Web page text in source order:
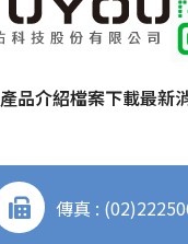
產品介紹檔案下載最新
傳真 :